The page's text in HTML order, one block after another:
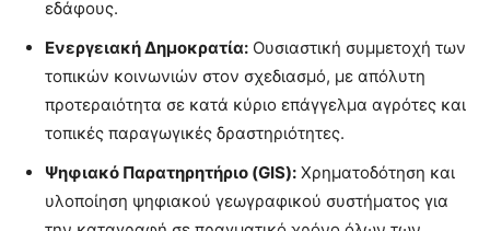
εδάφους.
Ενεργειακή Δημοκρατία: Ουσιαστική συμμετοχή των
τοπικών κοινωνιών στον σχεδιασμό, με απόλυτη
προτεραιότητα σε κατά κύριο επάγγελμα αγρότες και
τοπικές παραγωγικές δραστηριότητες.
Ψηφιακό Παρατηρητήριο (GIS): Χρηματοδότηση και
υλοποίηση ψηφιακού γεωγραφικού συστήματος για